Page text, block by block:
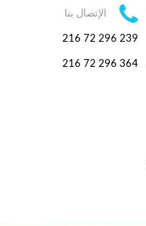
الإتصال بنا
239 296 72 216
364 296 72 216